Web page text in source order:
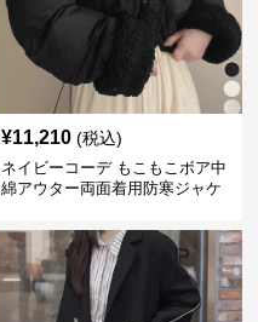
¥11,210 (税込)
ネイビーコーデ もこもこボア中
綿アウター両面着用防寒ジャケ